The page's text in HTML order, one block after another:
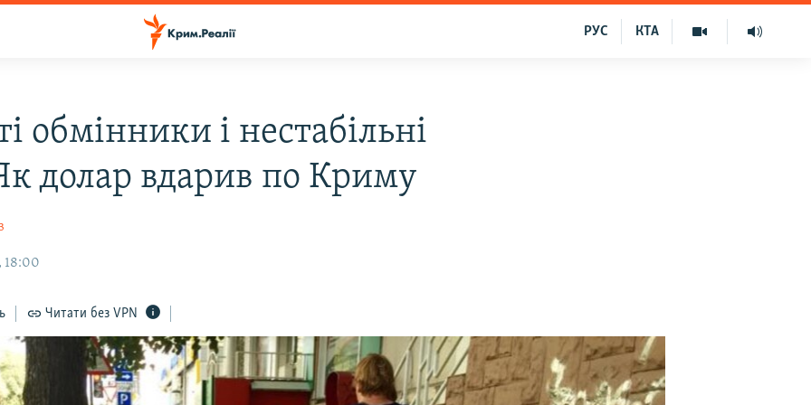
КТА
РУС
обмінники і нестабільні
долар вдарив по Криму
18:00
Читати без VPN